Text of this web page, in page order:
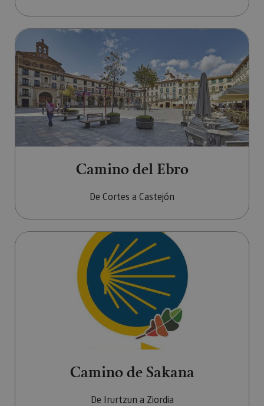
Camino del Ebro
De Cortes a Castejón
Ir a Camino de Sakana
Camino de Sakana
De Irurtzun a Ziordia